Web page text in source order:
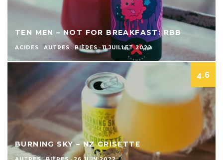
TEN MEN – NOT FOR BREAKFAST: RBB
ACIDES AUTRES BIÈRES · 11 JUILLET 2022
4.6
BURNING SKY – NZ GRISETTE